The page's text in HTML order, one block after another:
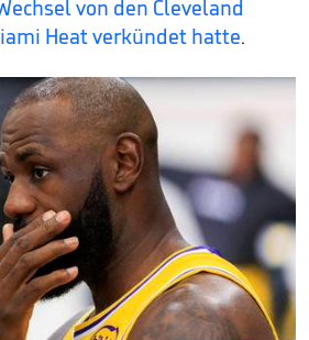
von den Cleveland
Heat verkündet hatte.